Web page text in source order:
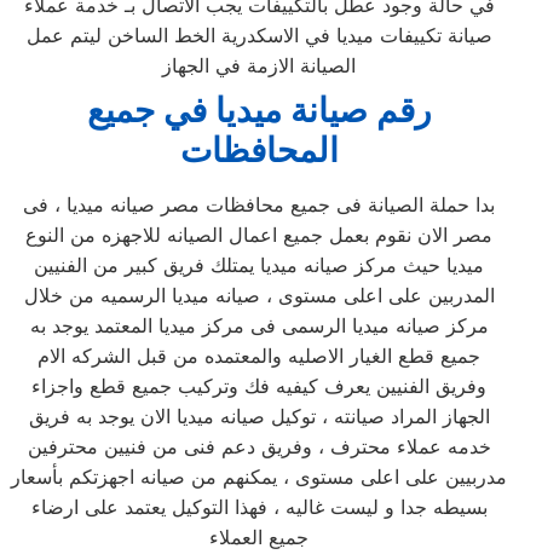
في حالة وجود عطل بالتكييفات يجب الاتصال بـ خدمة عملاء
صيانة تكييفات ميديا في الاسكدرية الخط الساخن ليتم عمل
الصيانة الازمة في الجهاز
رقم صيانة ميديا في جميع
المحافظات
بدا حملة الصيانة فى جميع محافظات مصر صيانه ميديا ، فى
مصر الان نقوم بعمل جميع اعمال الصيانه للاجهزه من النوع
ميديا حيث مركز صيانه ميديا يمتلك فريق كبير من الفنيين
المدربين على اعلى مستوى ، صيانه ميديا الرسميه من خلال
مركز صيانه ميديا الرسمى فى مركز ميديا المعتمد يوجد به
جميع قطع الغيار الاصليه والمعتمده من قبل الشركه الام
وفريق الفنيين يعرف كيفيه فك وتركيب جميع قطع واجزاء
الجهاز المراد صيانته ، توكيل صيانه ميديا الان يوجد به فريق
خدمه عملاء محترف ، وفريق دعم فنى من فنيين محترفين
مدربيين على اعلى مستوى ، يمكنهم من صيانه اجهزتكم بأسعار
بسيطه جدا و ليست غاليه ، فهذا التوكيل يعتمد على ارضاء
جميع العملاء